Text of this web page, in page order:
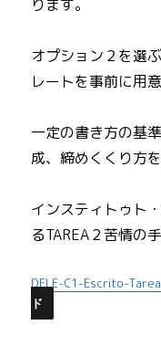
ります。
オプション２を選
レートを事前に用
一定の書き方の基
成、締めくくり方
インスティトゥト
るTAREA２苦情の
DELE-C1-Escrito-
ド